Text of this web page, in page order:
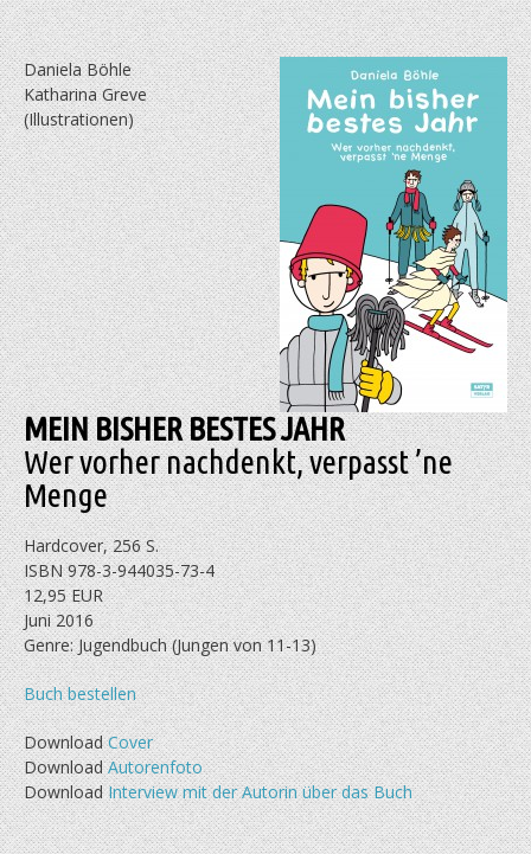
Daniela Böhle
Katharina Greve
(Illustrationen)
MEIN BISHER BESTES JAHR
Wer vorher nachdenkt, verpasst ’ne
Menge
Hardcover, 256 S.
ISBN 978-3-944035-73-4
12,95 EUR
Juni 2016
Genre: Jugendbuch (Jungen von 11-13)
Buch bestellen
DownloadCover
DownloadAutorenfoto
DownloadInterview mit der Autorin über das Buch